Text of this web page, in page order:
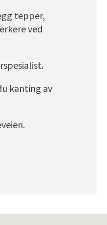
tepper,
ved
kanting av